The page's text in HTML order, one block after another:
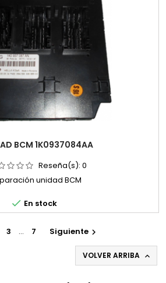
BCM 1K0937084AA
Reseña(s): 0
unidad BCM
 En stock
3 … 7 Siguiente 
VOLVER ARRIBA 